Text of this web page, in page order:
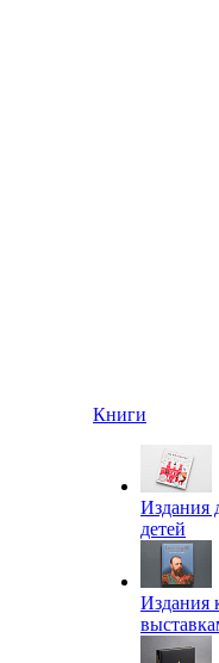
Книги
Издания
детей
Издания